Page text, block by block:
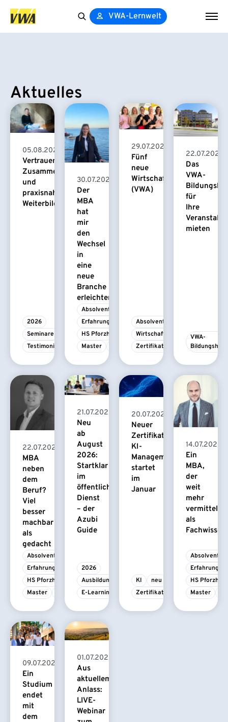
VWA-Lernwelt
Aktuelles
05.08.2026
Vertrauensvolle
Zusammenarbeit
und
praxisnahe
Weiterbildung
2026
Seminare
Testimonial
30.07.2026
Der
MBA
hat
mir
den
Wechsel
in
eine
neue
Branche
erleichtert
Absolvent/-in
Erfahrungsbericht
HS Pforzheim
Master
29.07.2026
Fünf
neue
Wirtschaftspsychologinnen
(VWA)
Absolvent/-in
Wirtschaftspsychologie
Zertifikatskurs
22.07.2026
Das
VWA-
für
Ihre
mieten
VWA-
Bildungshaus
22.07.2026
MBA
neben
dem
Beruf?
Viel
besser
machbar
als
gedacht
Absolvent/-in
Erfahrungsbericht
HS Pforzheim
Master
21.07.2026
Neu
ab
August
2026:
Startklar
im
öffentlichen
Dienst
– der
Azubi
Guide
2026
Ausbildung
E-Learning
20.07.2026
Neuer
Zertifikatskurs
KI-
Management
startet
im
Januar
KI
neu
Zertifikatskurs
14.07.2026
Ein
MBA,
der
weit
mehr
vermittelt
als
Fachwissen
Absolvent/-
HS
Master
09.07.2026
Ein
Studium
endet
mit
dem
01.07.2026
Aus
aktuellem
Anlass:
LIVE-
Webinar